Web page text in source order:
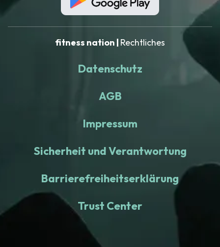
fitness nation | Rechtliches
Datenschutz
AGB
Impressum
Sicherheit und Verantwortung
Barrierefreiheitserklärung
Trust Center